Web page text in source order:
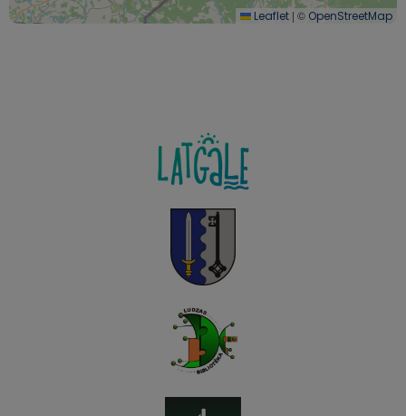
Leaflet | © OpenStreetMap